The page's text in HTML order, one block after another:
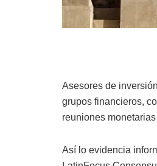
Asesores de
grupos financieros,
reuniones
Así lo evidencia